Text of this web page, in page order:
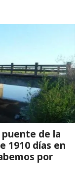
puente de la
1910 días en
por